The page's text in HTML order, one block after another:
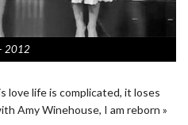
2012
love life is complicated, it loses
Amy Winehouse, I am reborn »